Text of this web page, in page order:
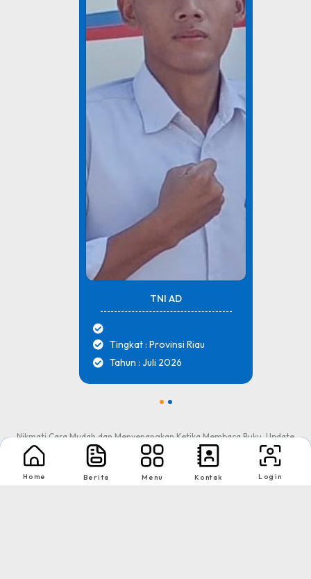
TNI AD
Tingkat : Provinsi Riau
Tahun : Juli 2026
Nikmati Cara Mudah dan Menyenangkan Ketika Membaca Buku, Update
Informasi Sekolah Hanya Dalam Genggaman
Home Berita Menu Kontak Login